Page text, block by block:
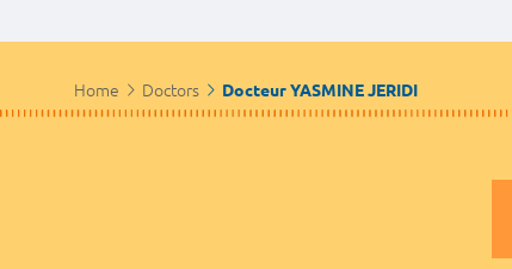
Home Doctors Docteur YASMINE JERIDI